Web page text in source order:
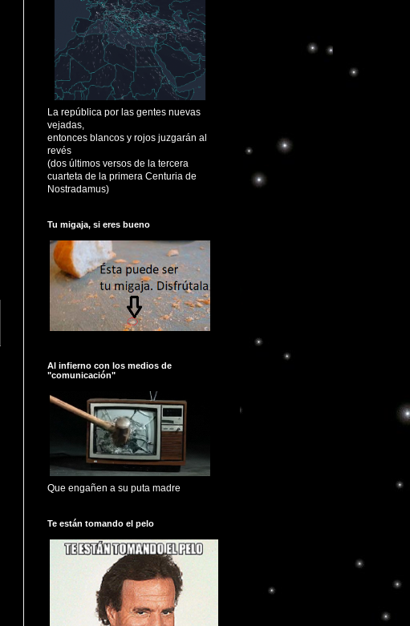
La república por las gentes nuevas
vejadas,
entonces blancos y rojos juzgarán al
revés
(dos últimos versos de la tercera
cuarteta de la primera Centuria de
Nostradamus)
Tu migaja, si eres bueno
Al infierno con los medios de
"comunicación"
Que engañen a su puta madre
Te están tomando el pelo